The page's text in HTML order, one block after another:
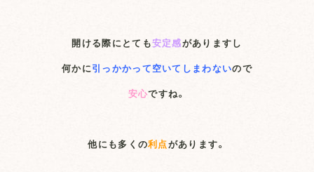
開ける際にとても安定感がありますし
何かに引っかかって空いてしまわないので
安心ですね。
他にも多くの利点があります。